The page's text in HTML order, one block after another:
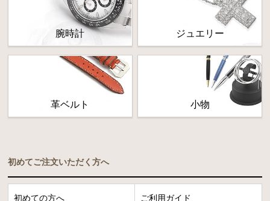
腕時計 ジュエリー
革ベルト 小物
初めてご注文いただく方へ
初めての方へ ご利用ガイド